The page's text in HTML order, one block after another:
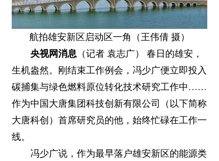
航拍雄安新区启动区一角（王伟倩 摄）
央视网消息 （记者 袁志广） 春日的雄安，
生机盎然。刚结束工作例会，冯少广便立即投入
碳捕集与绿色燃料原位转化技术研究工作中……
作为中国大唐集团科技创新有限公司（以下简称
大唐科创）首席研究员的他，始终忙碌在工作一
线。
冯少广说，作为最早落户雄安新区的能源类